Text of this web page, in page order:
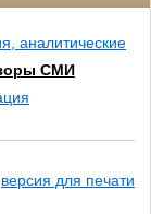
аналитические
СМИ
версия для печати